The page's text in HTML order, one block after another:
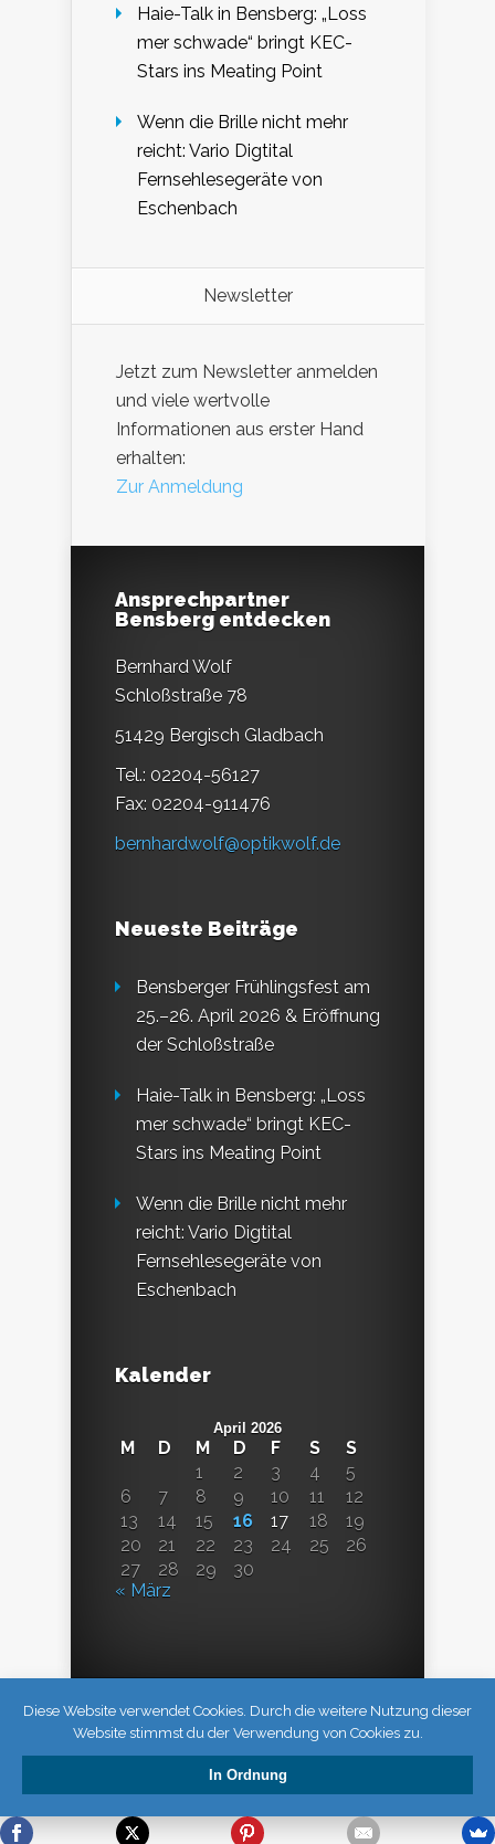
Haie-Talk in Bensberg: „Loss
mer schwade“ bringt KEC-
Stars ins Meating Point
Wenn die Brille nicht mehr
reicht: Vario Digtital
Fernsehlesegeräte von
Eschenbach
Newsletter
Jetzt zum Newsletter anmelden
und viele wertvolle
Informationen aus erster Hand
erhalten:
Zur Anmeldung
Ansprechpartner
Bensberg entdecken
Bernhard Wolf
Schloßstraße 78
51429 Bergisch Gladbach
Tel.: 02204-56127
Fax: 02204-911476
bernhardwolf@optikwolf.de
Neueste Beiträge
Bensberger Frühlingsfest am
25.–26. April 2026 & Eröffnung
der Schloßstraße
Haie-Talk in Bensberg: „Loss
mer schwade“ bringt KEC-
Stars ins Meating Point
Wenn die Brille nicht mehr
reicht: Vario Digtital
Fernsehlesegeräte von
Eschenbach
Kalender
April 2026
M D M D F S
S
1
2 3 4
5
6
7 8 9 10 11
12
13
14 15 16 17 18
19
20
21 22 23 24 25
26
27
28 29
30
« März
Diese Website verwendet Cookies. Durch die weitere Nutzung dieser
Website stimmst du der Verwendung von Cookies zu.
In Ordnung